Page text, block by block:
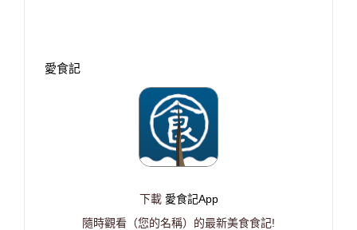
愛食記
下載 愛食記App
隨時觀看（您的名稱）的最新美食食記!